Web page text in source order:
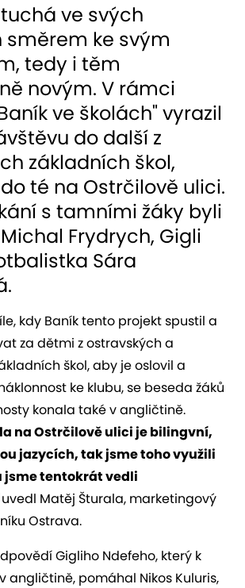
ve svých
ke svým
tedy i těm
novým. V rámci
ve školách" vyrazil
do další z
základních škol,
té na Ostrčilově ulici.
s tamními žáky byli
Frydrych, Gigli
Sára
kdy Baník tento projekt spustil a
za dětmi z ostravských a
škol, aby je oslovil a
ke klubu, se beseda žáků
konala také v angličtině.
na Ostrčilově ulici je bilingvní,
jazycích, tak jsme toho využili
jsme tentokrát vedli
uvedl Matěj Šturala, marketingový
Ostrava.
Gigliho Ndefeho, který k
angličtině, pomáhal Nikos Kuluris,